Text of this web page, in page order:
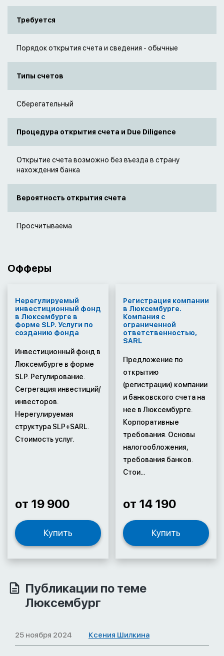
Требуется
Порядок открытия счета и сведения - обычные
Типы счетов
Сберегательный
Процедура открытия счета и Due Diligence
Открытие счета возможно без въезда в страну
нахождения банка
Вероятность открытия счета
Просчитываема
Офферы
Нерегулируемый
инвестиционный фонд
в Люксембурге в
форме SLP. Услуги по
созданию фонда
Инвестиционный фонд в
Люксембурге в форме
SLP. Регулирование.
Сегрегация инвестиций/
инвесторов.
Нерегулируемая
структура SLP+SARL.
Стоимость услуг.
от 19 900
Купить
Регистрация компании
в Люксембурге.
Компания с
ограниченной
ответственностью,
SARL
Предложение по
открытию
(регистрации) компании
и банковского счета на
нее в Люксембурге.
Корпоративные
требования. Основы
налогообложения,
требования банков.
Стои...
от 14 190
Купить
Публикации по теме
Люксембург
25 ноября 2024 Ксения Шилкина